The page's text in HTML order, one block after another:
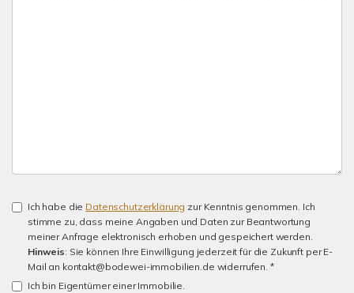
Ich habe die Datenschutzerklärung zur Kenntnis genommen. Ich
stimme zu, dass meine Angaben und Daten zur Beantwortung
meiner Anfrage elektronisch erhoben und gespeichert werden.
Hinweis: Sie können Ihre Einwilligung jederzeit für die Zukunft per E-
Mail an kontakt@bodewei-immobilien.de widerrufen. *
Ich bin Eigentümer einer Immobilie.